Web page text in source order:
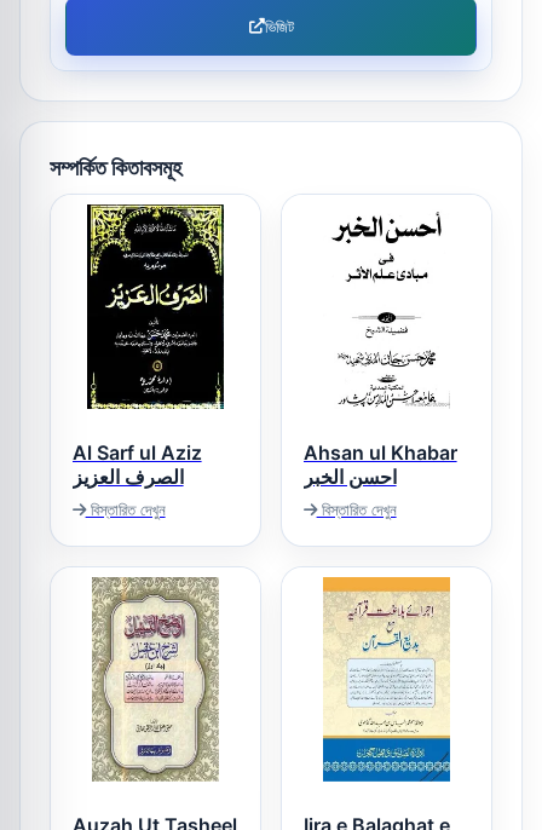
ভিজিট
সম্পর্কিত কিতাবসমূহ
Al Sarf ul Aziz
الصرف العزیز
বিস্তারিত দেখুন
Ahsan ul Khabar
احسن الخبر
বিস্তারিত দেখুন
Auzah Ut Tasheel
Ijra e Balaghat e